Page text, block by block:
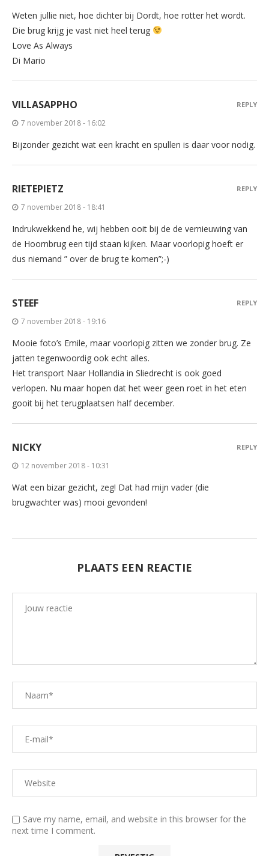
Weten jullie niet, hoe dichter bij Dordt, hoe rotter het wordt.
Die brug krijg je vast niet heel terug
Love As Always
Di Mario
VILLASAPPHO
7 november 2018 - 16:02
Bijzonder gezicht wat een kracht en spullen is daar voor nodig.
REPLY
RIETEPIETZ
7 november 2018 - 18:41
Indrukwekkend he, wij hebben ooit bij de de vernieuwing van
de Hoornbrug een tijd staan kijken. Maar voorlopig hoeft er
dus niemand ” over de brug te komen”;-)
REPLY
STEEF
7 november 2018 - 19:16
Mooie foto’s Emile, maar voorlopig zitten we zonder brug. Ze
jatten tegenwoordig ook echt alles.
Het transport Naar Hollandia in Sliedrecht is ook goed
verlopen. Nu maar hopen dat het weer geen roet in het eten
gooit bij het terugplaatsen half december.
REPLY
NICKY
12 november 2018 - 10:31
Wat een bizar gezicht, zeg! Dat had mijn vader (die
brugwachter was) mooi gevonden!
REPLY
PLAATS EEN REACTIE
Save my name, email, and website in this browser for the
next time I comment.